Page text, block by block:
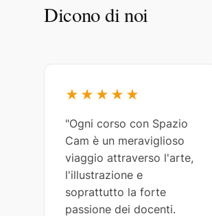
Dicono di noi
★★★★★
"Ogni corso con Spazio
Cam è un meraviglioso
viaggio attraverso l'arte,
l'illustrazione e
soprattutto la forte
passione dei docenti.